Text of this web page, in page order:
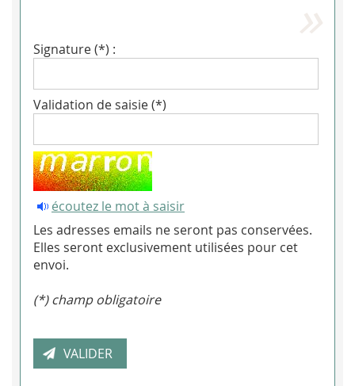
Signature (*) :
Validation de saisie (*)
écoutez le mot à saisir
Les adresses emails ne seront pas conservées.
Elles seront exclusivement utilisées pour cet
envoi.
(*) champ obligatoire